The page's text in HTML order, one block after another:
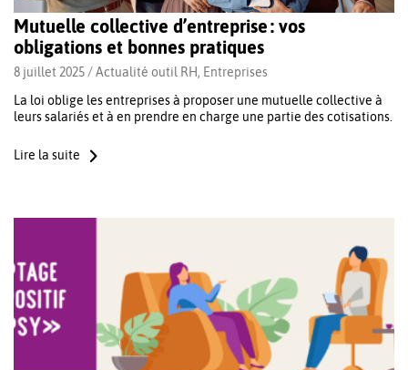
Mutuelle collective d’entreprise : vos
obligations et bonnes pratiques
8 juillet 2025 /Actualité outil RH, Entreprises
La loi oblige les entreprises à proposer une mutuelle collective à
leurs salariés et à en prendre en charge une partie des cotisations.
Lire la suite